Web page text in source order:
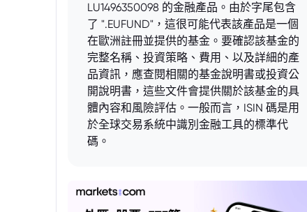
LU1496350098 的金融產品。由於字尾包含
了 ".EUFUND"，這很可能代表該產品是一個
在歐洲註冊並提供的基金。要確認該基金的
完整名稱、投資策略、費用、以及詳細的產
品資訊，應查閱相關的基金說明書或投資公
開說明書，這些文件會提供關於該基金的具
體內容和風險評估。一般而言，ISIN 碼是用
於全球交易系統中識別金融工具的標準代
碼。